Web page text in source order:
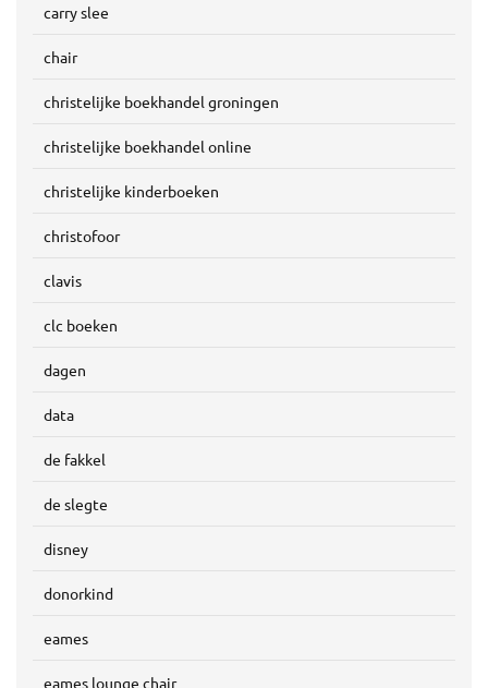
carry slee
chair
christelijke boekhandel groningen
christelijke boekhandel online
christelijke kinderboeken
christofoor
clavis
clc boeken
dagen
data
de fakkel
de slegte
disney
donorkind
eames
eames lounge chair